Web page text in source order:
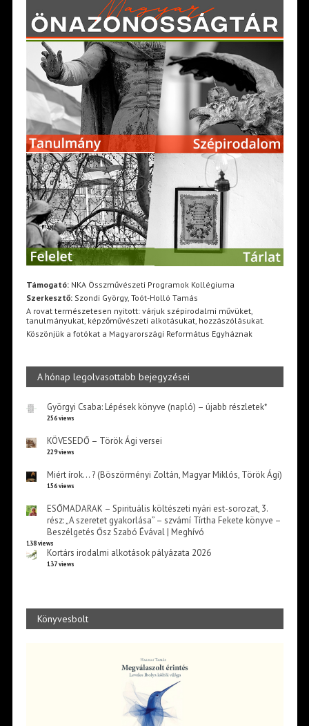
Támogató:NKA Összművészeti Programok Kollégiuma
Szerkesztő:Szondi György, Toót-Holló Tamás
A rovat természetesen nyitott: várjuk szépirodalmi művüket,
tanulmányukat, képzőművészeti alkotásukat, hozzászólásukat.
Köszönjük a fotókat a Magyarországi Református Egyháznak
A hónap legolvasottabb bejegyzései
Györgyi Csaba: Lépések könyve (napló) – újabb részletek*
256 views
KÖVESEDŐ – Török Ági versei
229 views
Miért írok… ? (Böszörményi Zoltán, Magyar Miklós, Török Ági)
156 views
ESŐMADARAK – Spirituális költészeti nyári est-sorozat, 3.
rész: „A szeretet gyakorlása” – szvámí Tírtha Fekete könyve –
Beszélgetés Ősz Szabó Évával | Meghívó
138 views
Kortárs irodalmi alkotások pályázata 2026
137 views
Könyvesbolt